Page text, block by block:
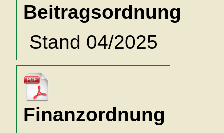
Beitragsordnung
Stand 04/2025
Finanzordnung